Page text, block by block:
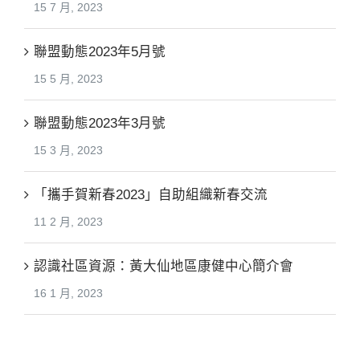
15 7 月, 2023
聯盟動態2023年5月號
15 5 月, 2023
聯盟動態2023年3月號
15 3 月, 2023
「攜手賀新春2023」自助組織新春交流
11 2 月, 2023
認識社區資源：黃大仙地區康健中心簡介會
16 1 月, 2023